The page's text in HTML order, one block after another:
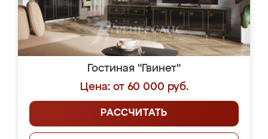
Гостиная "Гвинет"
Цена: от 60 000 руб.
РАССЧИТАТЬ